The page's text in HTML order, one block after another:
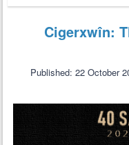
Cigerxwîn:
Published: 22 October